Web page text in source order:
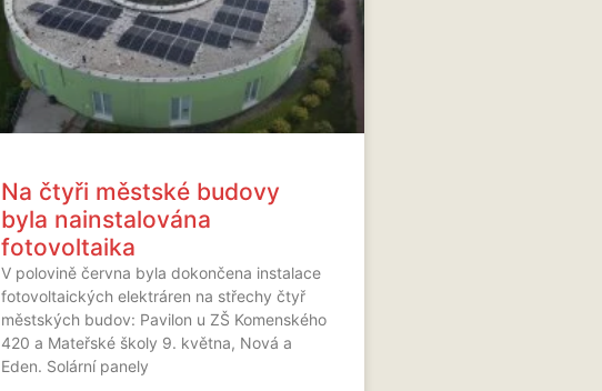
Na čtyři městské budovy
byla nainstalována
fotovoltaika
V polovině června byla dokončena instalace
fotovoltaických elektráren na střechy čtyř
městských budov: Pavilon u ZŠ Komenského
420 a Mateřské školy 9. května, Nová a
Eden. Solární panely